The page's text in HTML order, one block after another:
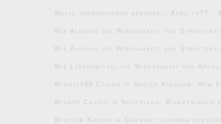
Welke aandoeningen behandelt Xarelto??
Wie Alkohol die Wirksamkeit von Strattera-
Wie Alkohol die Wirksamkeit von Strattera-
Wie Lebensmittel die Wirksamkeit von
Winmate88 Casino in United Kingdom:
Winner Casino in Nederland: Bijwerkingen
Winzter Kasino in Germany: common